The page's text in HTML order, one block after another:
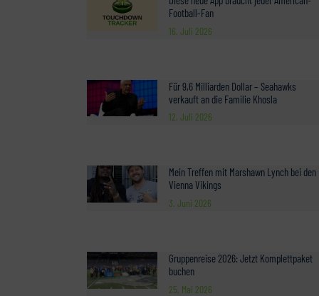
Football-Fan
16. Juli 2026
Für 9,6 Milliarden Dollar – Seahawks
verkauft an die Familie Khosla
12. Juli 2026
Mein Treffen mit Marshawn Lynch bei den
Vienna Vikings
3. Juni 2026
Gruppenreise 2026: Jetzt Komplettpaket
buchen
25. Mai 2026